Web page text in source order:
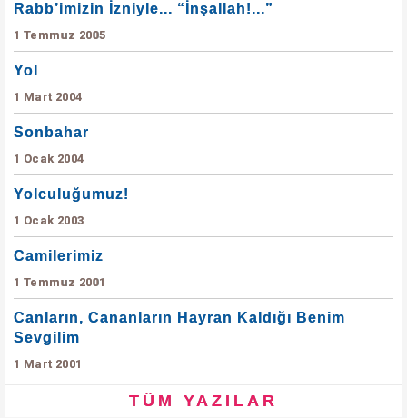
Rabb’imizin İzniyle... “İnşallah!...”
1 Temmuz 2005
Yol
1 Mart 2004
Sonbahar
1 Ocak 2004
Yolculuğumuz!
1 Ocak 2003
Camilerimiz
1 Temmuz 2001
Canların, Cananların Hayran Kaldığı Benim
Sevgilim
1 Mart 2001
TÜM YAZILAR